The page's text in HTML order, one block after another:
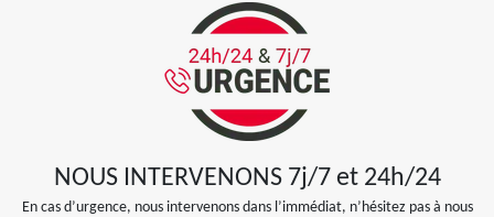
NOUS INTERVENONS 7j/7 et 24h/24
En cas d’urgence, nous intervenons dans l’immédiat, n’hésitez pas à nous